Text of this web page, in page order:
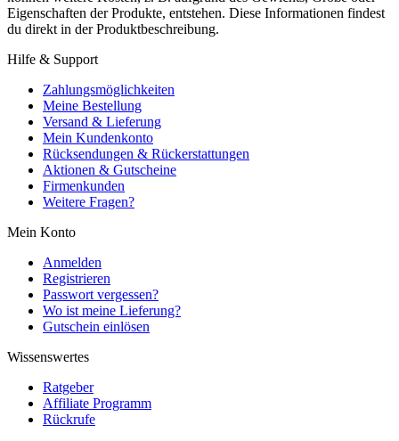
Eigenschaften der Produkte, entstehen. Diese Informationen findest
du direkt in der Produktbeschreibung.
Hilfe & Support
Zahlungsmöglichkeiten
Meine Bestellung
Versand & Lieferung
Mein Kundenkonto
Rücksendungen & Rückerstattungen
Aktionen & Gutscheine
Firmenkunden
Weitere Fragen?
Mein Konto
Anmelden
Registrieren
Passwort vergessen?
Wo ist meine Lieferung?
Gutschein einlösen
Wissenswertes
Ratgeber
Affiliate Programm
Rückrufe